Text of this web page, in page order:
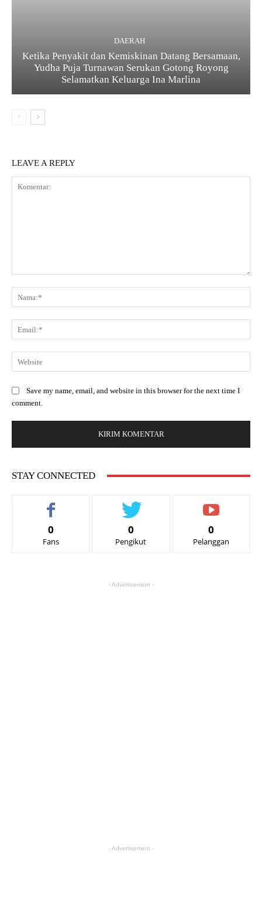
DAERAH
Ketika Penyakit dan Kemiskinan Datang Bersamaan,
Yudha Puja Turnawan Serukan Gotong Royong
Selamatkan Keluarga Ina Marlina
LEAVE A REPLY
Save my name, email, and website in this browser for the next time I
comment.
STAY CONNECTED
0
Fans
0
Pengikut
0
Pelanggan
- Advertisement -
- Advertisement -